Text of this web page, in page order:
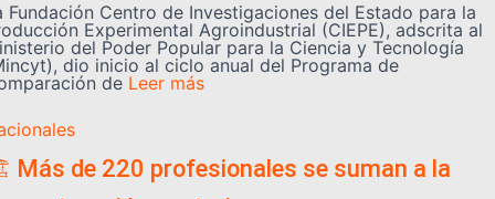
Fundación Centro de Investigaciones del Estado para la
Experimental Agroindustrial (CIEPE), adscrita al
del Poder Popular para la Ciencia y Tecnología
dio inicio al ciclo anual del Programa de
de Leer más
de 220 profesionales se suman a la